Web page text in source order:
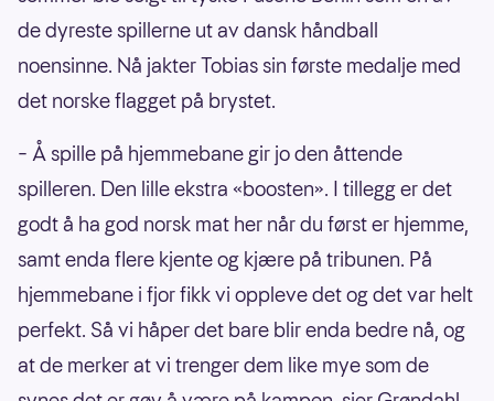
de dyreste spillerne ut av dansk håndball
noensinne. Nå jakter Tobias sin første medalje med
det norske flagget på brystet.
– Å spille på hjemmebane gir jo den åttende
spilleren. Den lille ekstra «boosten». I tillegg er det
godt å ha god norsk mat her når du først er hjemme,
samt enda flere kjente og kjære på tribunen. På
hjemmebane i fjor fikk vi oppleve det og det var helt
perfekt. Så vi håper det bare blir enda bedre nå, og
at de merker at vi trenger dem like mye som de